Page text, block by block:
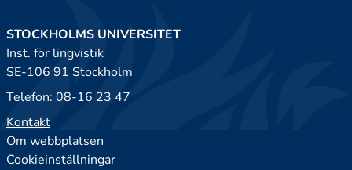
STOCKHOLMS UNIVERSITET
Inst. för lingvistik
SE-106 91 Stockholm
Telefon: 08-16 23 47
Kontakt
Om webbplatsen
Cookieinställningar